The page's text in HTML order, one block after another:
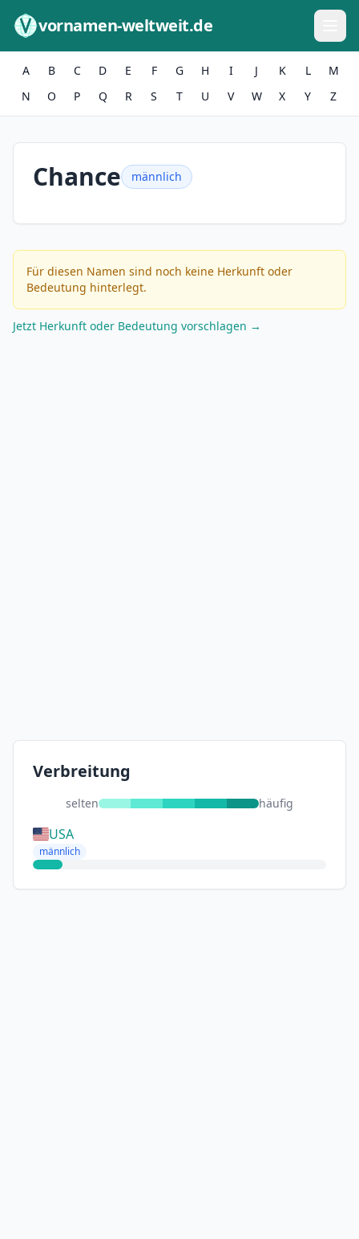
vornamen-weltweit.de
A B C D E F G H I J K L
M
N
O P Q R S T U V W X Y Z
Chance männlich
Für diesen Namen sind noch keine Herkunft oder
Bedeutung hinterlegt.
Jetzt Herkunft oder Bedeutung vorschlagen →
Verbreitung
selten häufig
USA
männlich